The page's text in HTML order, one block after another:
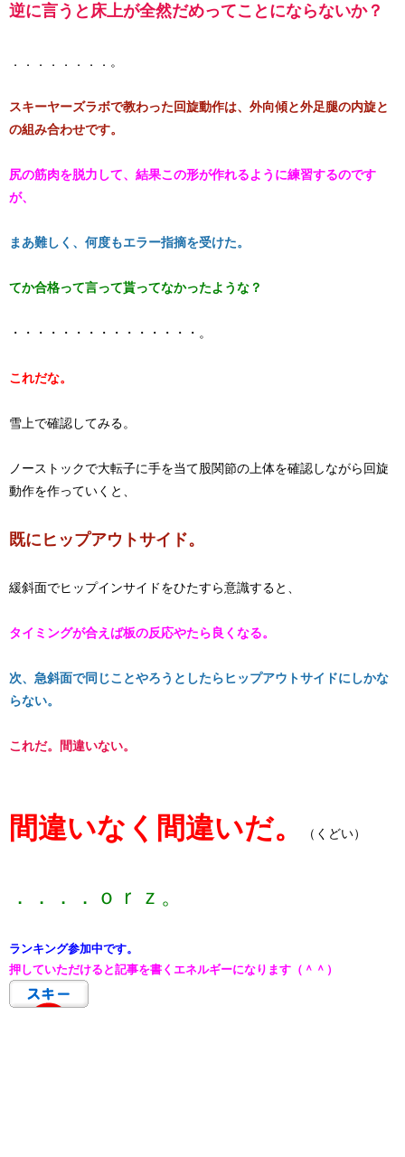
​逆に言うと床上が全然だめってことにならないか？
．．．．．．．．。
​スキーヤーズラボで教わった回旋動作は、外向傾と外足腿の内旋と
の組み合わせです。​
尻の筋肉を脱力して、結果この形が作れるように練習するのです
が、
まあ難しく、何度もエラー指摘を受けた。
てか合格って言って貰ってなかったような？
・・・・・・・・・・・・・・・。
これだな。
雪上で確認してみる。
ノーストックで大転子に手を当て股関節の上体を確認しながら回旋
動作を作っていくと、
​既にヒップアウトサイド。​
緩斜面でヒップインサイドをひたすら意識すると、
​タイミングが合えば板の反応やたら良くなる。​
次、急斜面で同じことやろうとしたらヒップアウトサイドにしかな
らない。
これだ。間違いない。
​​間違いなく間違いだ。 （ くどい）
​​​．．．．ｏｒｚ。​
ランキング参加中です。​
押していただけると記事を書くエネルギーになります（＾＾）